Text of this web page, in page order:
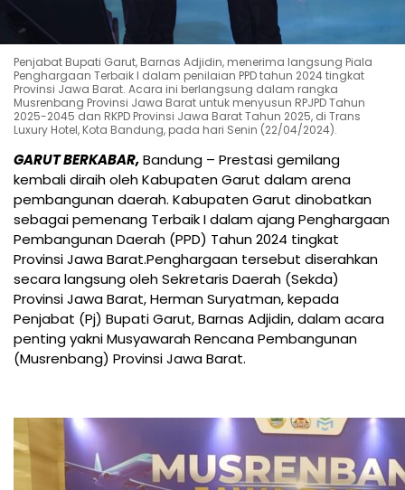
Penjabat Bupati Garut, Barnas Adjidin, menerima langsung Piala
Penghargaan Terbaik I dalam penilaian PPD tahun 2024 tingkat
Provinsi Jawa Barat. Acara ini berlangsung dalam rangka
Musrenbang Provinsi Jawa Barat untuk menyusun RPJPD Tahun
2025-2045 dan RKPD Provinsi Jawa Barat Tahun 2025, di Trans
Luxury Hotel, Kota Bandung, pada hari Senin (22/04/2024).
GARUT BERKABAR,Bandung – Prestasi gemilang
kembali diraih oleh Kabupaten Garut dalam arena
pembangunan daerah. Kabupaten Garut dinobatkan
sebagai pemenang Terbaik I dalam ajang Penghargaan
Pembangunan Daerah (PPD) Tahun 2024 tingkat
Provinsi Jawa Barat.Penghargaan tersebut diserahkan
secara langsung oleh Sekretaris Daerah (Sekda)
Provinsi Jawa Barat, Herman Suryatman, kepada
Penjabat (Pj) Bupati Garut, Barnas Adjidin, dalam acara
penting yakni Musyawarah Rencana Pembangunan
(Musrenbang) Provinsi Jawa Barat.